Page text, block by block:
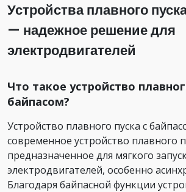
Устройства плавного
— надежное решение для
электродвигателей
Что такое устройство
байпасом?
Устройство плавного пуска с
современное устройство плавного
предназначенное для мягкого
электродвигателей, особенно
Благодаря байпасной функции